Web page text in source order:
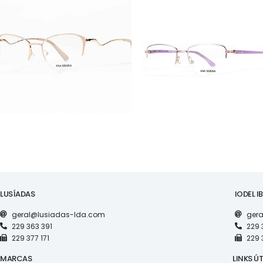
AS1126
LUSÍADAS
geral@lusiadas-lda.com
229 363 391
229 377 171
IODEL
229
229
MARCAS LINKS